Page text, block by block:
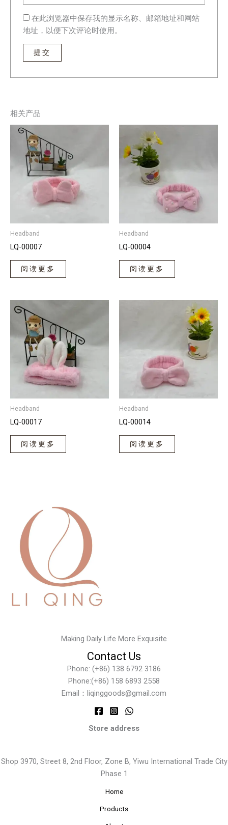
在此浏览器中保存我的显示名称、邮箱地址和网站
地址，以便下次评论时使用。
相关产品
Headband
LQ-00007
阅读更多
Headband
LQ-00004
阅读更多
Headband
LQ-00017
阅读更多
Headband
LQ-00014
阅读更多
Making Daily Life More Exquisite
Contact Us
Phone: (+86) 138 6792 3186
Phone:(+86) 158 6893 2558
Email：liqinggoods@gmail.com
Store address
Shop 3970, Street 8, 2nd Floor, Zone B, Yiwu International Trade City
Phase 1
Home
Products